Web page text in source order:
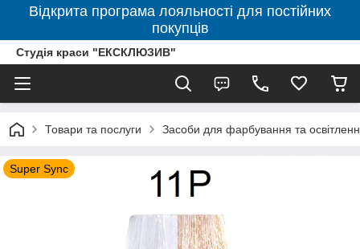
Відкрита програма лояльності для постійних
покупців
Студія краси "ЕКСКЛЮЗИВ"
Товари та послуги Засоби для фарбування та
Super Sync